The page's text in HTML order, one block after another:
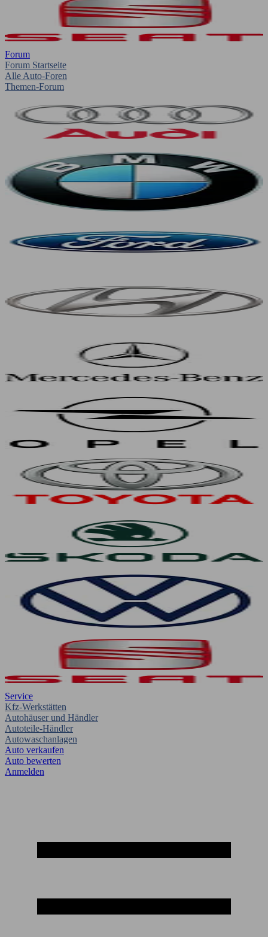
Forum
Forum Startseite
Alle Auto-Foren
Themen-Forum
Service
Kfz-Werkstätten
Autohäuser und Händler
Autoteile-Händler
Autowaschanlagen
Auto verkaufen
Auto bewerten
Anmelden